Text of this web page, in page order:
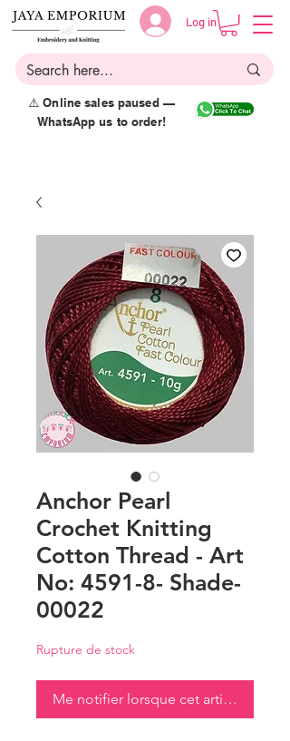
Log in
⚠️ Online sales paused —
WhatsApp us to order!
Anchor Pearl
Crochet Knitting
Cotton Thread - Art
No: 4591-8- Shade-
00022
Rupture de stock
Me notifier lorsque cet article est